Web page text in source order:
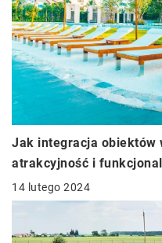
Jak integracja obiektów
atrakcyjność i
14 lutego 2024